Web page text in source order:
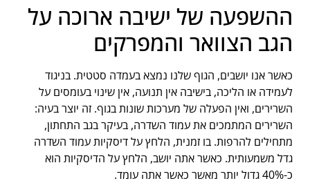
ההשפעה של ישיבה ארוכה על
הגב הצוואר והמפרקים
כאשר אנו יושבים, הגוף שלנו נמצא בעמדה סטטית. בניגוד
לעמידה או הליכה, בישיבה אין תנועה, אין שינוי בעומסים על
השרירים, ואין הפעלה של מערכות שונות בגוף. זה יוצר בעיה:
השרירים המתמכים את עמוד השדרה, בעיקר בגב התחתון,
מתחילים להרפות. בו זמנית, הלחץ על דיסקיות עמוד השדרה
גדל משמעותית. כאשר אתה יושב, הלחץ על הדיסקיות הוא
כ-40% גדול יותר מאשר כאשר אתה עומד.